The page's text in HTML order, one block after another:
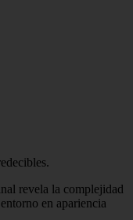
revela la complejidad
en apariencia